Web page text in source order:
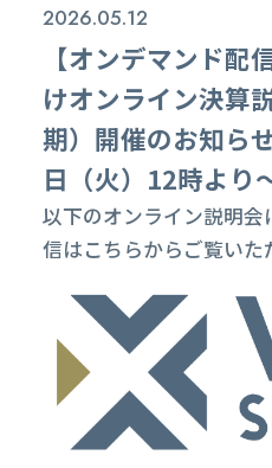
2026.05.12
【オンデマンド配
けオンライン決算
期）開催のお知ら
日（火）12時より
以下のオンライン説明
信はこちらからご覧いた
決算説明会（2026年3
す。 本説明会の概要は
2026年5月19日（火）
目安となりますので、
います。 ご視聴方法 こ